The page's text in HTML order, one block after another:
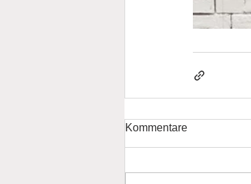
Kommentare